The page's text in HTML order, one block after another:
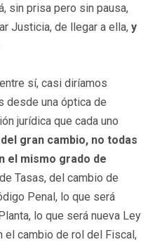
sin prisa pero sin pausa,
Justicia, de llegar a ella, y
sí, casi diríamos
desde una óptica de
jurídica que cada uno
gran cambio, no todas
el mismo grado de
Tasas, del cambio de
Penal, lo que será
lo que será nueva Ley
el cambio de rol del Fiscal,